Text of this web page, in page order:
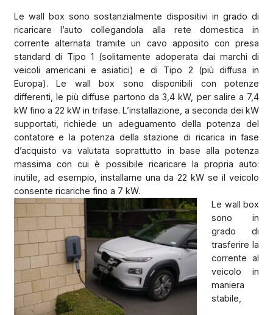
Le wall box sono sostanzialmente dispositivi in grado di
ricaricare l’auto collegandola alla rete domestica in
corrente alternata tramite un cavo apposito con presa
standard di Tipo 1 (solitamente adoperata dai marchi di
veicoli americani e asiatici) e di Tipo 2 (più diffusa in
Europa). Le wall box sono disponibili con potenze
differenti, le più diffuse partono da 3,4 kW, per salire a 7,4
kW fino a 22 kW in trifase. L’installazione, a seconda dei kW
supportati, richiede un adeguamento della potenza del
contatore e la potenza della stazione di ricarica in fase
d’acquisto va valutata soprattutto in base alla potenza
massima con cui è possibile ricaricare la propria auto:
inutile, ad esempio, installarne una da 22 kW se il veicolo
consente ricariche fino a 7 kW.
Le wall box
sono in
grado di
trasferire la
corrente al
veicolo in
maniera
stabile,